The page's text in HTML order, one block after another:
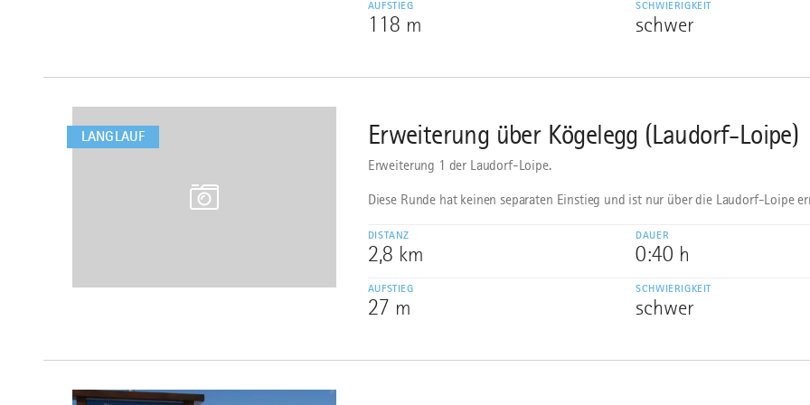
AUFSTIEG
118 m
SCHWIERIGKEIT
schwer
LANGLAUF
4
Erweiterung über Kögelegg (Laudorf-Loipe)
Erweiterung 1 der Laudorf-Loipe.
Diese Runde hat keinen separaten Einstieg und ist nur über die Laudorf-Loipe
DISTANZ
2,8 km
DAUER
0:40 h
AUFSTIEG
27 m
SCHWIERIGKEIT
schwer